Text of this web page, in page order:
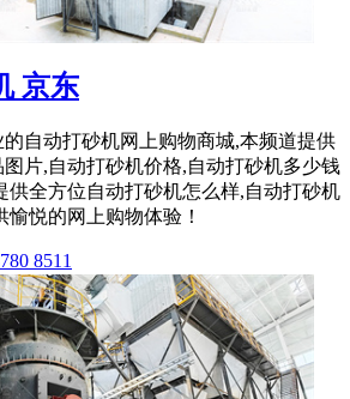
京东
自动打砂机网上购物商城,本频道提供
片,自动打砂机价格,自动打砂机多少钱
供全方位自动打砂机怎么样,自动打砂机
愉悦的网上购物体验！
8511